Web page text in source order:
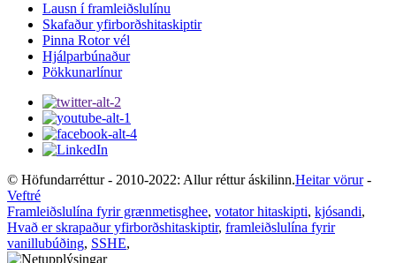
Lausn í framleiðslulínu
Skafaður yfirborðshitaskiptir
Pinna Rotor vél
Hjálparbúnaður
Pökkunarlínur
© Höfundarréttur - 2010-2022: Allur réttur áskilinn.Heitar vörur-
Veftré
Framleiðslulína fyrir grænmetisghee, votator hitaskipti, kjósandi,
Hvað er skrapaður yfirborðshitaskiptir, framleiðslulína fyrir
vanillubúðing, SSHE,